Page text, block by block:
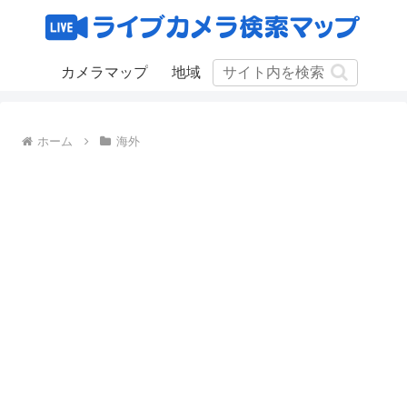
カメラマップ 地域
ホーム 海外